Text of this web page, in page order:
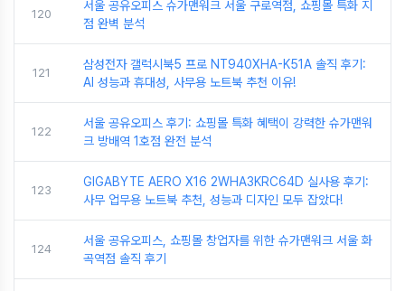
120
서울 공유오피스 슈가맨워크 서울 구로역점, 쇼핑몰 특화 지
점 완벽 분석
121
삼성전자 갤럭시북5 프로 NT940XHA-K51A 솔직 후기:
AI 성능과 휴대성, 사무용 노트북 추천 이유!
122
서울 공유오피스 후기: 쇼핑몰 특화 혜택이 강력한 슈가맨워
크 방배역 1호점 완전 분석
123
GIGABYTE AERO X16 2WHA3KRC64D 실사용 후기:
사무 업무용 노트북 추천, 성능과 디자인 모두 잡았다!
124
서울 공유오피스, 쇼핑몰 창업자를 위한 슈가맨워크 서울 화
곡역점 솔직 후기